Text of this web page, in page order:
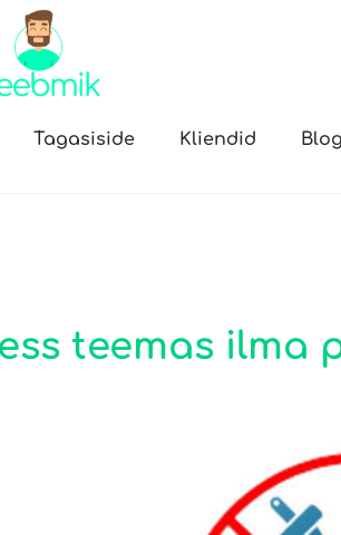
Tagasiside Kliendid
teemas ilma